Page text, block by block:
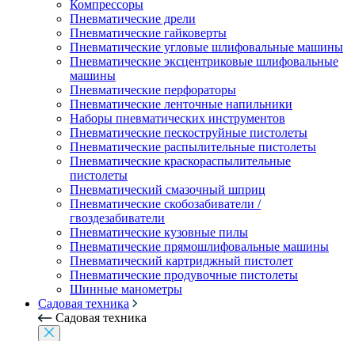
Компрессоры
Пневматические дрели
Пневматические гайковерты
Пневматические угловые шлифовальные машины
Пневматические эксцентриковые шлифовальные
машины
Пневматические перфораторы
Пневматические ленточные напильники
Наборы пневматических инструментов
Пневматические пескоструйные пистолеты
Пневматические распылительные пистолеты
Пневматические краскораспылительные
пистолеты
Пневматический смазочный шприц
Пневматические скобозабиватели /
гвоздезабиватели
Пневматические кузовные пилы
Пневматические прямошлифовальные машины
Пневматический картриджный пистолет
Пневматические продувочные пистолеты
Шинные манометры
Садовая техника
Садовая техника